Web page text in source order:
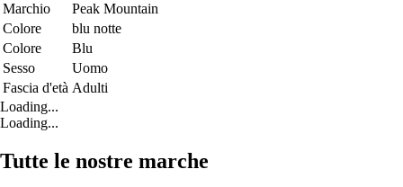
Marchio
Peak Mountain
Colore
blu notte
Colore
Blu
Sesso
Uomo
Fascia d'età Adulti
Loading...
Loading...
Tutte le nostre marche